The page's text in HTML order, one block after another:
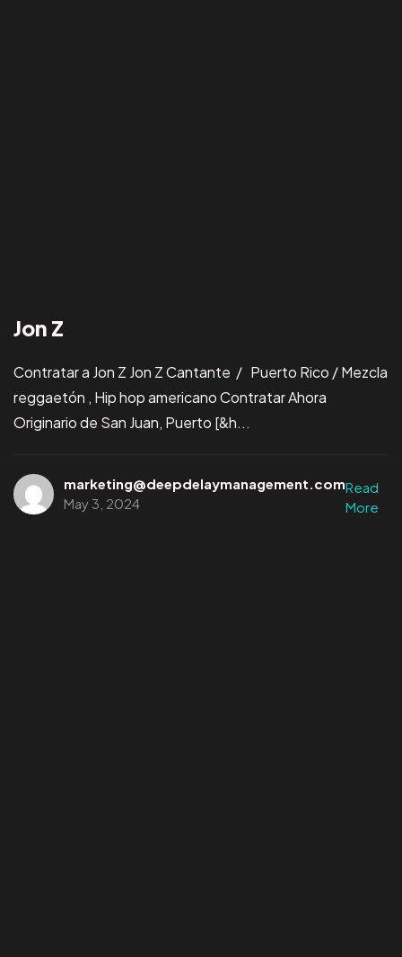
Jon Z
Contratar a Jon Z Jon Z Cantante / Puerto Rico / Mezcla
reggaetón , Hip hop americano Contratar Ahora
Originario de San Juan, Puerto [&h...
marketing@deepdelaymanagement.com
May 3, 2024
Read
More